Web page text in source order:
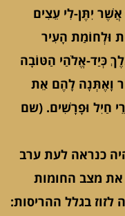
יִתֶּן-לִי עֵצִים
וּלְחוֹמַת הָעִיר
כְּיַד-אֱלֹהַי הַטּוֹבָה
וָאֶתְּנָה לָהֶם אֵת
חַיִל וּפָרָשִׁים. (שם
כנראה לעת ערב
מצב החומות
בגלל ההריסות: